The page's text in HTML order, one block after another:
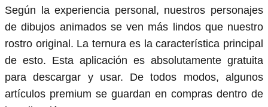
Según la experiencia personal, nuestros personajes
de dibujos animados se ven más lindos que nuestro
rostro original. La ternura es la característica principal
de esto. Esta aplicación es absolutamente gratuita
para descargar y usar. De todos modos, algunos
artículos premium se guardan en compras dentro de